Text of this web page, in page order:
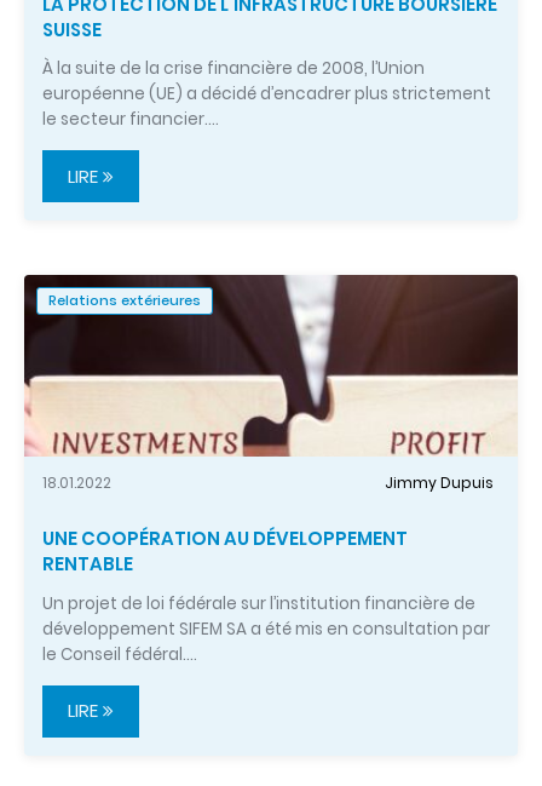
SUISSE
À la suite de la crise financière de 2008, l’Union
européenne (UE) a décidé d’encadrer plus strictement
le secteur financier.…
LIRE
Relations extérieures
18.01.2022 Jimmy Dupuis
UNE COOPÉRATION AU DÉVELOPPEMENT
RENTABLE
Un projet de loi fédérale sur l’institution financière de
développement SIFEM SA a été mis en consultation par
le Conseil fédéral.…
LIRE